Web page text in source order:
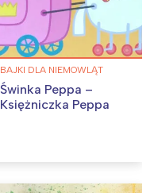
BAJKI DLA NIEMOWLĄT
Świnka Peppa –
Księżniczka Peppa